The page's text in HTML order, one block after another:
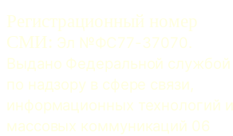
Регистрационный номер
СМИ: Эл №ФС77-37070.
Выдано Федеральной службой
по надзору в сфере связи,
информационных технологий и
массовых коммуникаций 06